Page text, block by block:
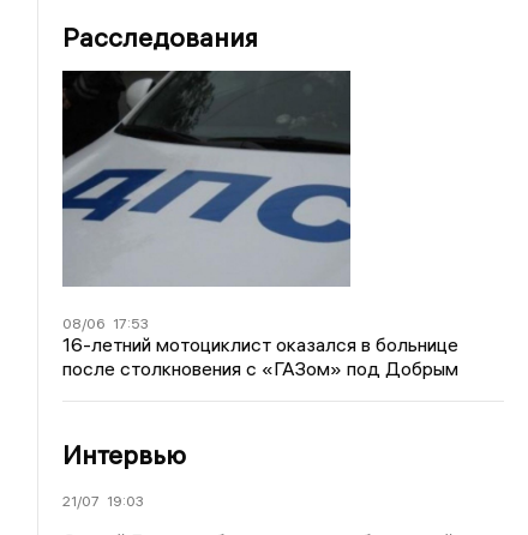
Расследования
08/06 17:53
16-летний мотоциклист оказался в больнице
после столкновения с «ГАЗом» под Добрым
Интервью
21/07 19:03